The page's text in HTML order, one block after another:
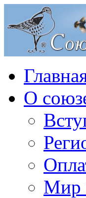
О
Мир